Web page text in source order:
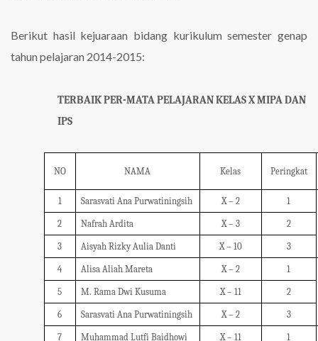
Berikut hasil kejuaraan bidang kurikulum semester genap
tahun pelajaran 2014-2015:
TERBAIK PER-MATA PELAJARAN KELAS X MIPA DAN
IPS
NO NAMA Kelas Peringkat
1 Sarasvati Ana Purwatiningsih X – 2 1
2 Nafrah Ardita X – 3 2
3 Aisyah Rizky Aulia Danti X – 10 3
4 Alisa Aliah Mareta X – 2 1
5 M. Rama Dwi Kusuma X – 11 2
6 Sarasvati Ana Purwatiningsih X – 2 3
7 Muhammad Lutfi Baidhowi X – 11 1